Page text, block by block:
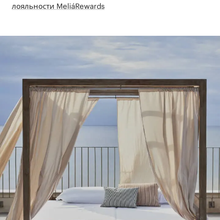
лояльности MeliáRewards